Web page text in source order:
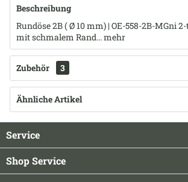
Beschreibung
Rundöse 2B ( Ø 10 mm) | OE-558-2B-MGni
mit schmalem Rand...mehr
Zubehör 3
Ähnliche Artikel
Service
Shop Service